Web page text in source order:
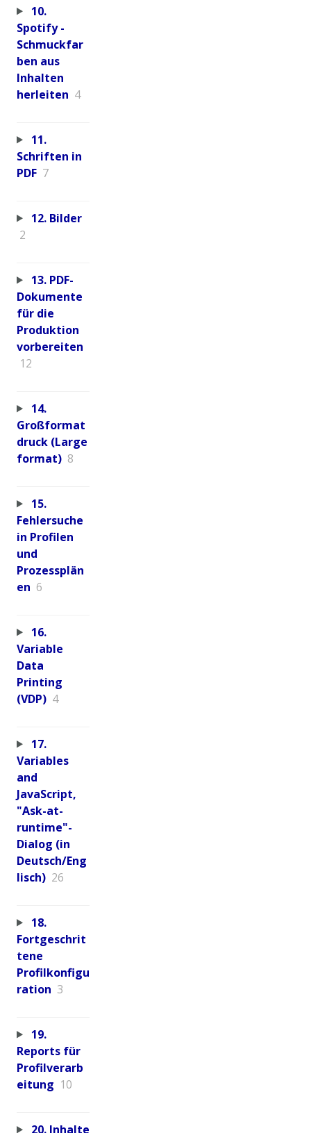
10.
Spotify -
Schmuckfar
ben aus
Inhalten
herleiten 4
11.
Schriften in
PDF 7
12. Bilder
2
13. PDF-
Dokumente
für die
Produktion
vorbereiten
12
14.
Großformat
druck (Large
format) 8
15.
Fehlersuche
in Profilen
und
Prozessplän
en 6
16.
Variable
Data
Printing
(VDP) 4
17.
Variables
and
JavaScript,
"Ask-at-
runtime"-
Dialog (in
Deutsch/Eng
lisch) 26
18.
Fortgeschrit
tene
Profilkonfigu
ration 3
19.
Reports für
Profilverarb
eitung 10
20. Inhalte